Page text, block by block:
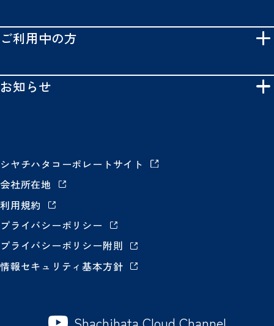
ご利用中の方
お知らせ
シヤチハタコーポレートサイト
会社所在地
利用規約
プライバシーポリシー
プライバシーポリシー附則
情報セキュリティ基本方針